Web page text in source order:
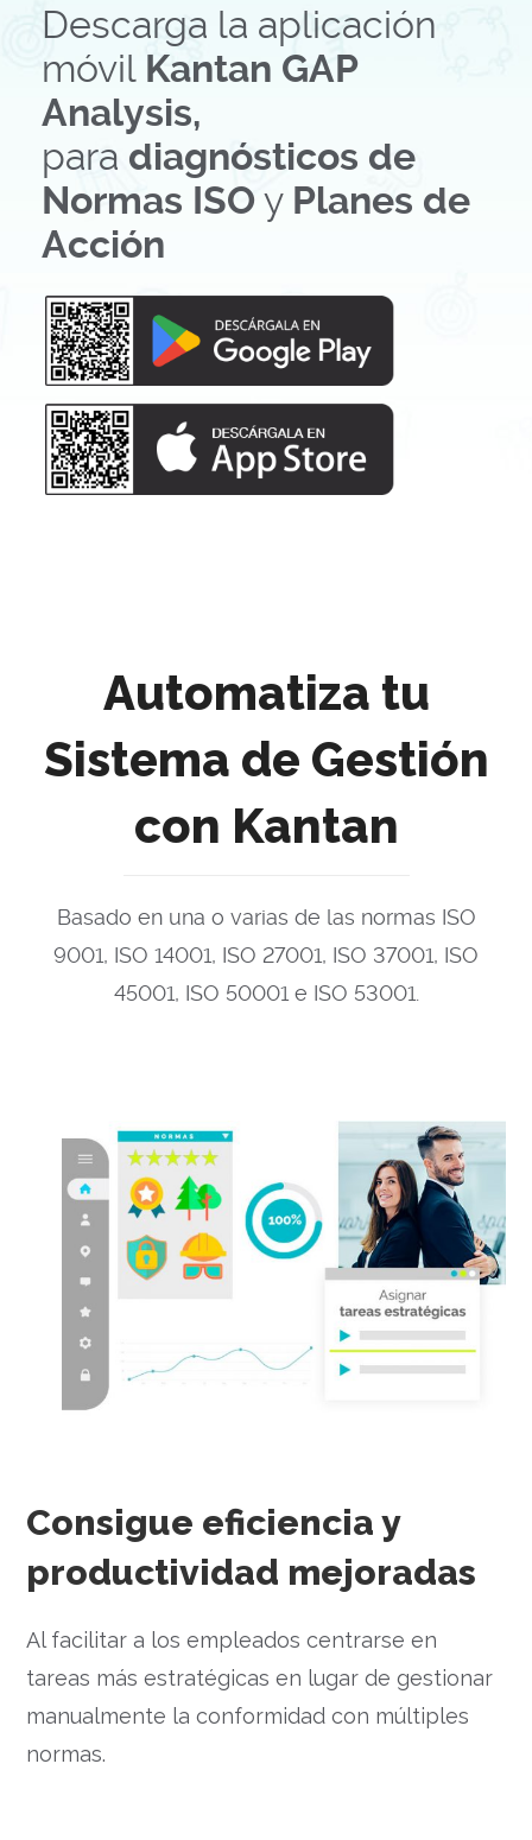
Descarga la aplicación
móvil Kantan GAP
Analysis,
para diagnósticos de
Normas ISOy Planes de
Acción
Automatiza tu
Sistema de Gestión
con Kantan
Basado en una o varias de las normas ISO
9001, ISO 14001, ISO 27001, ISO 37001, ISO
45001, ISO 50001 e ISO 53001.
Consigue eficiencia y
productividad mejoradas
Al facilitar a los empleados centrarse en
tareas más estratégicas en lugar de gestionar
manualmente la conformidad con múltiples
normas.